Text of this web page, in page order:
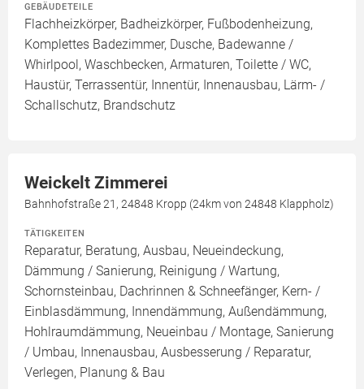
GEBÄUDETEILE
Flachheizkörper, Badheizkörper, Fußbodenheizung,
Komplettes Badezimmer, Dusche, Badewanne /
Whirlpool, Waschbecken, Armaturen, Toilette / WC,
Haustür, Terrassentür, Innentür, Innenausbau, Lärm- /
Schallschutz, Brandschutz
Weickelt Zimmerei
Bahnhofstraße 21, 24848 Kropp (24km von 24848 Klappholz)
TÄTIGKEITEN
Reparatur, Beratung, Ausbau, Neueindeckung,
Dämmung / Sanierung, Reinigung / Wartung,
Schornsteinbau, Dachrinnen & Schneefänger, Kern- /
Einblasdämmung, Innendämmung, Außendämmung,
Hohlraumdämmung, Neueinbau / Montage, Sanierung
/ Umbau, Innenausbau, Ausbesserung / Reparatur,
Verlegen, Planung & Bau